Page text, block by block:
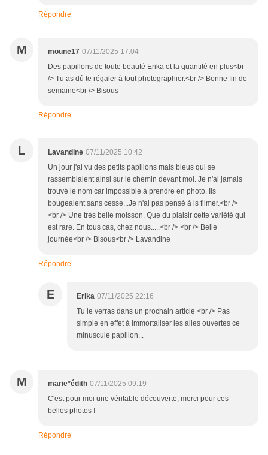
Répondre
M moune17 07/11/2025 17:04
Des papillons de toute beauté Erika et la quantité en plus<br
/> Tu as dû te régaler à tout photographier.<br /> Bonne fin de
semaine<br /> Bisous
Répondre
L Lavandine 07/11/2025 10:42
Un jour j'ai vu des petits papillons mais bleus qui se
rassemblaient ainsi sur le chemin devant moi. Je n'ai jamais
trouvé le nom car impossible à prendre en photo. Ils
bougeaient sans cesse...Je n'ai pas pensé à ls filmer.<br />
<br /> Une très belle moisson. Que du plaisir cette variété qui
est rare. En tous cas, chez nous.....<br /> <br /> Belle
journée<br /> Bisous<br /> Lavandine
Répondre
E Erika 07/11/2025 22:16
Tu le verras dans un prochain article <br /> Pas
simple en effet à immortaliser les ailes ouvertes ce
minuscule papillon...
M marie*édith 07/11/2025 09:19
C'est pour moi une véritable découverte; merci pour ces
belles photos !
Répondre